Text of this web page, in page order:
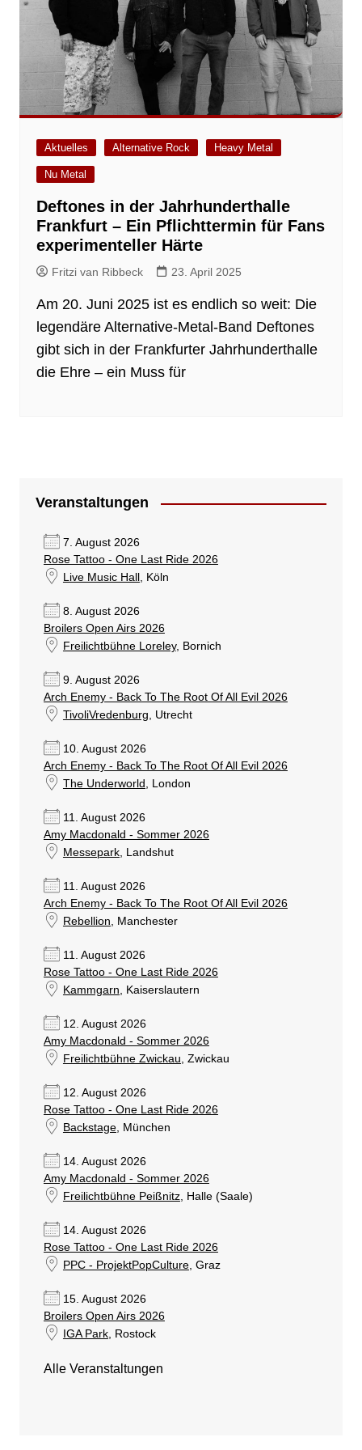
Aktuelles Alternative Rock Heavy Metal
Nu Metal
Deftones in der Jahrhunderthalle
Frankfurt – Ein Pflichttermin für Fans
experimenteller Härte
Fritzi van Ribbeck 23. April 2025
Am 20. Juni 2025 ist es endlich so weit: Die
legendäre Alternative-Metal-Band Deftones
gibt sich in der Frankfurter Jahrhunderthalle
die Ehre – ein Muss für
Veranstaltungen
7. August 2026
Rose Tattoo - One Last Ride 2026
Live Music Hall , Köln
8. August 2026
Broilers Open Airs 2026
Freilichtbühne Loreley, Bornich
9. August 2026
Arch Enemy - Back To The Root Of All Evil 2026
TivoliVredenburg, Utrecht
10. August 2026
Arch Enemy - Back To The Root Of All Evil 2026
The Underworld , London
11. August 2026
Amy Macdonald - Sommer 2026
Messepark, Landshut
11. August 2026
Arch Enemy - Back To The Root Of All Evil 2026
Rebellion, Manchester
11. August 2026
Rose Tattoo - One Last Ride 2026
Kammgarn, Kaiserslautern
12. August 2026
Amy Macdonald - Sommer 2026
Freilichtbühne Zwickau, Zwickau
12. August 2026
Rose Tattoo - One Last Ride 2026
Backstage, München
14. August 2026
Amy Macdonald - Sommer 2026
Freilichtbühne Peißnitz, Halle (Saale)
14. August 2026
Rose Tattoo - One Last Ride 2026
PPC - ProjektPopCulture, Graz
15. August 2026
Broilers Open Airs 2026
IGA Park, Rostock
Alle Veranstaltungen